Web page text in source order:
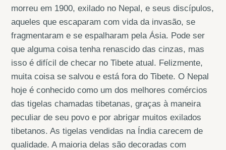
morreu em 1900, exilado no Nepal, e seus discípulos,
aqueles que escaparam com vida da invasão, se
fragmentaram e se espalharam pela Ásia. Pode ser
que alguma coisa tenha renascido das cinzas, mas
isso é difícil de checar no Tibete atual. Felizmente,
muita coisa se salvou e está fora do Tibete. O Nepal
hoje é conhecido como um dos melhores comércios
das tigelas chamadas tibetanas, graças à maneira
peculiar de seu povo e por abrigar muitos exilados
tibetanos. As tigelas vendidas na Índia carecem de
qualidade. A maioria delas são decoradas com